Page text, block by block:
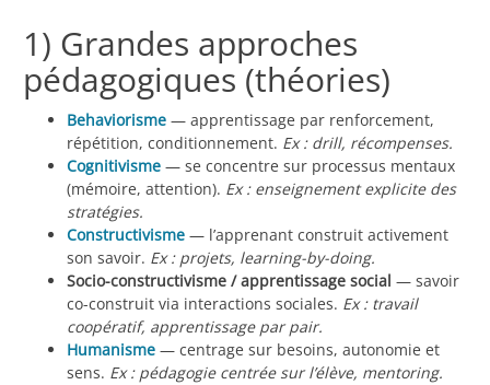
1) Grandes approches
pédagogiques (théories)
Behaviorisme — apprentissage par renforcement,
répétition, conditionnement. Ex : drill, récompenses.
Cognitivisme — se concentre sur processus mentaux
(mémoire, attention). Ex : enseignement explicite des
stratégies.
Constructivisme — l’apprenant construit activement
son savoir. Ex : projets, learning-by-doing.
Socio-constructivisme / apprentissage social — savoir
co-construit via interactions sociales. Ex : travail
coopératif, apprentissage par pair.
Humanisme — centrage sur besoins, autonomie et
sens. Ex : pédagogie centrée sur l’élève, mentoring.